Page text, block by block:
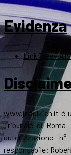
Evidenza
Link Tree –
www.jrrtolkien.it è
Tribunale di Roma
autorizzazione
responsabile: